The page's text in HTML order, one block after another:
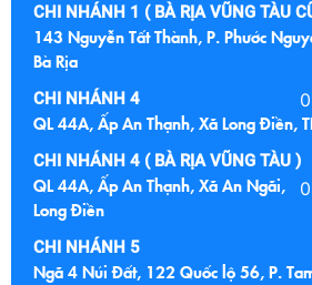
CHI NHÁNH 1 ( BÀ RỊA VŨNG TÀU
143 Nguyễn Tất Thành, P. Phước
Bà Rịa
CHI NHÁNH 4
QL 44A, Ấp An Thạnh, Xã Long Điền,
CHI NHÁNH 4 ( BÀ RỊA VŨNG TÀU )
QL 44A, Ấp An Thạnh, Xã An Ngãi,
Long Điền
CHI NHÁNH 5
Ngã 4 Núi Đất, 122 Quốc lộ 56, P.